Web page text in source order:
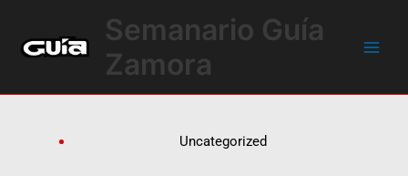
contenido
Semanario Guía
Zamora
Uncategorized